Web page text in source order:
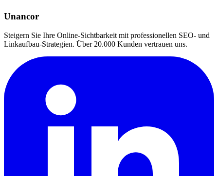
Unancor
Steigern Sie Ihre Online-Sichtbarkeit mit professionellen SEO- und
Linkaufbau-Strategien. Über 20.000 Kunden vertrauen uns.